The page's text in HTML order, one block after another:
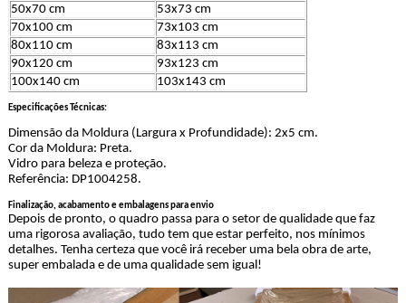
50x70 cm
53x73 cm
70x100 cm
73x103 cm
80x110 cm
83x113 cm
90x120 cm
93x123 cm
100x140 cm
103x143 cm
Especificações Técnicas:
Dimensão da Moldura (Largura x Profundidade): 2x5 cm.
Cor da Moldura: Preta.
Vidro para beleza e proteção.
Referência: DP1004258.
Finalização, acabamento e embalagens para envio
Depois de pronto, o quadro passa para o setor de qualidade que faz
uma rigorosa avaliação, tudo tem que estar perfeito, nos mínimos
detalhes. Tenha certeza que você irá receber uma bela obra de arte,
super embalada e de uma qualidade sem igual!